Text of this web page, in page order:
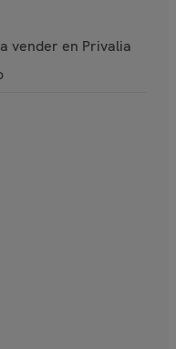
vender en Privalia